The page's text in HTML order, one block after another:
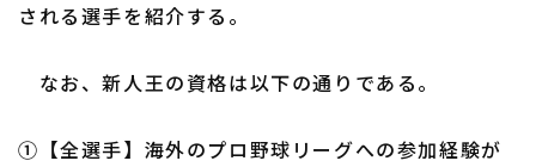
福岡ソフトバンクホークス
される選手を紹介する。
なお、新人王の資格は以下の通りである。
①【全選手】海外のプロ野球リーグへの参加経験が